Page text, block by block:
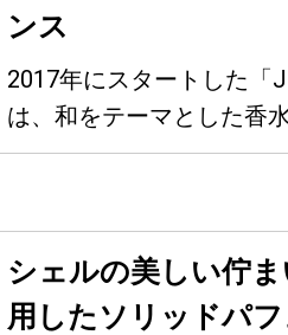
ンス
2017年にスタートした「
は、和をテーマとした香
シェルの美しい佇
用したソリッドパ